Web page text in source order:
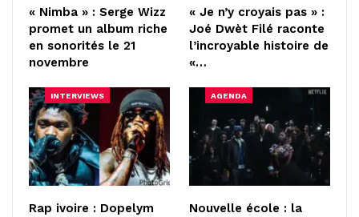
« Nimba » : Serge Wizz
promet un album riche
en sonorités le 21
novembre
« Je n’y croyais pas » :
Joé Dwèt Filé raconte
l’incroyable histoire de
«…
INTERVIEWS
Rap ivoire : Dopelym
AGENDA
Nouvelle école : la